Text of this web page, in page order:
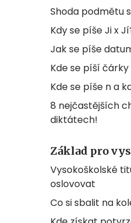
Shoda podmětu
Kdy se píše Ji x
Jak se píše
Kde se píší
Kde se píše n a
8 nejčastějších
diktátech!
Základ pro
Vysokoškolské
oslovovat
Co si sbalit na